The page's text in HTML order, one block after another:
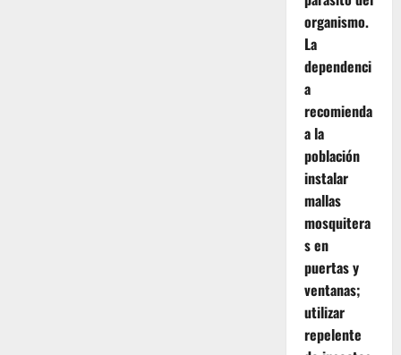
organismo.
La
dependenci
a
recomienda
a la
población
instalar
mallas
mosquitera
s en
puertas y
ventanas;
utilizar
repelente